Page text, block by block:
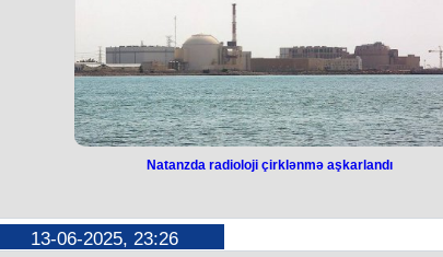
aşkarlandı
Natanzda radioloji çirklənmə aşkarlandı
13-06-2025, 23:26